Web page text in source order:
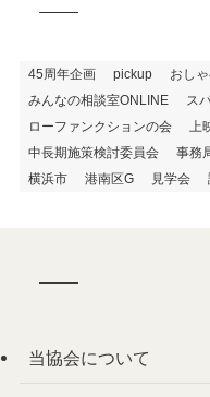
45周年企画 pickup おし
みんなの相談室ONLINE
ス
ローファンクションの会
上
中長期施策検討委員会
事務
横浜市
港南区G 見学会
当協会について